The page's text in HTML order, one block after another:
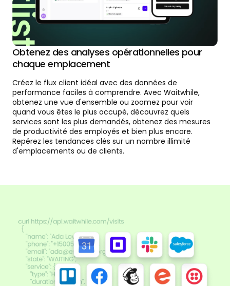
Obtenez des analyses opérationnelles pour
chaque emplacement
Créez le flux client idéal avec des données de
performance faciles à comprendre. Avec Waitwhile,
obtenez une vue d'ensemble ou zoomez pour voir
quand vous êtes le plus occupé, découvrez quels
services sont les plus demandés, obtenez des mesures
de productivité des employés et bien plus encore.
Repérez les tendances clés sur un nombre illimité
d'emplacements ou de clients.